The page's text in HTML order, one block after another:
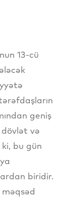
13-cü
geniş
dövlət və
ki, bu gün
biridir.